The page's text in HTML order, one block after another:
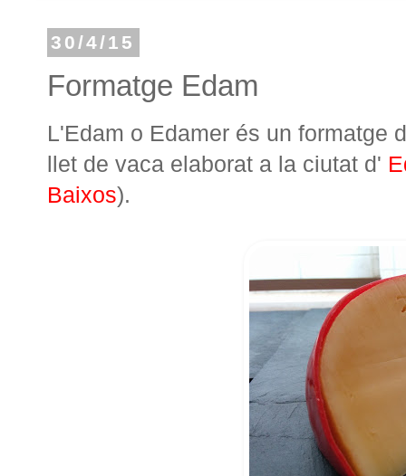
30/4/15
Formatge Edam
L'Edam o Edamer és un formatge
llet de vaca elaborat a la ciutat d'
Baixos).